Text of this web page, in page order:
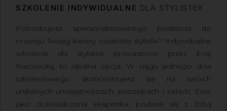
SZKOLENIE INDYWIDUALNE DLA STYLISTEK
Potrzebujesz spersonalizowanego podejścia do
rozwoju Twojejj kariery osobistej stylistki? Indywidualne
szkolenie dla stylistek prowadzone przez Ewę
Nierzwicką, to idealna opcja. W ciągu jednego dnia
szkoleniowego skoncentrujesz się na swoich
unikalnych umiejętnościach, potrzebach i celach. Ewa,
jako doświadczona ekspertka, podzieli się z Tobą